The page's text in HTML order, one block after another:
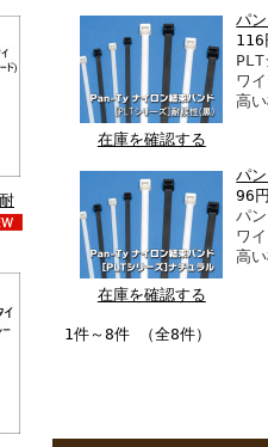
在庫を確認する
パ
116
ワ
高
在庫を確認する
パ
96
パ
ワ
高
1件～8件 （全8件）